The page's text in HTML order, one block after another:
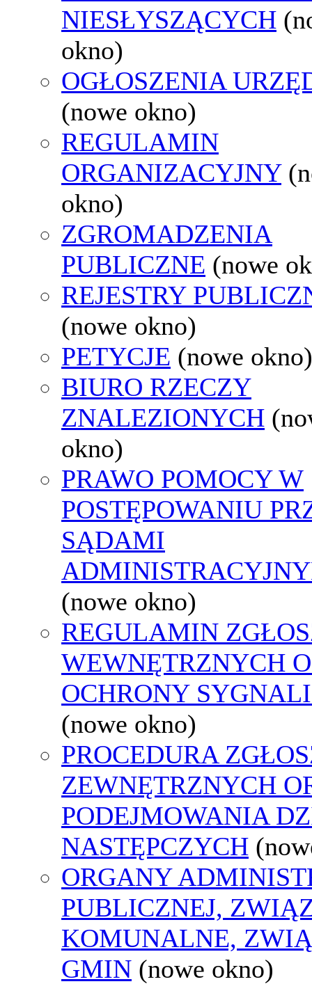
NIESŁYSZĄCYCH
okno)
OGŁOSZENIA
(nowe okno)
REGULAMIN
ORGANIZACYJNY
okno)
ZGROMADZENIA
PUBLICZNE (nowe
REJESTRY
(nowe okno)
PETYCJE (nowe okno)
BIURO RZECZY
ZNALEZIONYCH
okno)
PRAWO POMOCY W
POSTĘPOWANIU
SĄDAMI
(nowe okno)
REGULAMIN
WEWNĘTRZNYCH
OCHRONY
(nowe okno)
PROCEDURA
ZEWNĘTRZNYCH
PODEJMOWANIA
NASTĘPCZYCH
ORGANY
PUBLICZNEJ,
KOMUNALNE,
GMIN (nowe okno)